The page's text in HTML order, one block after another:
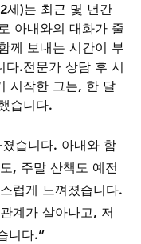
세)는 최근 몇 년간
아내와의 대화가 줄
께 보내는 시간이 부
다.전문가 상담 후 시
시작한 그는, 한 달
습니다.
습니다. 아내와 함
, 주말 산책도 예전
럽게 느껴졌습니다.
계가 살아나고, 저
니다.”